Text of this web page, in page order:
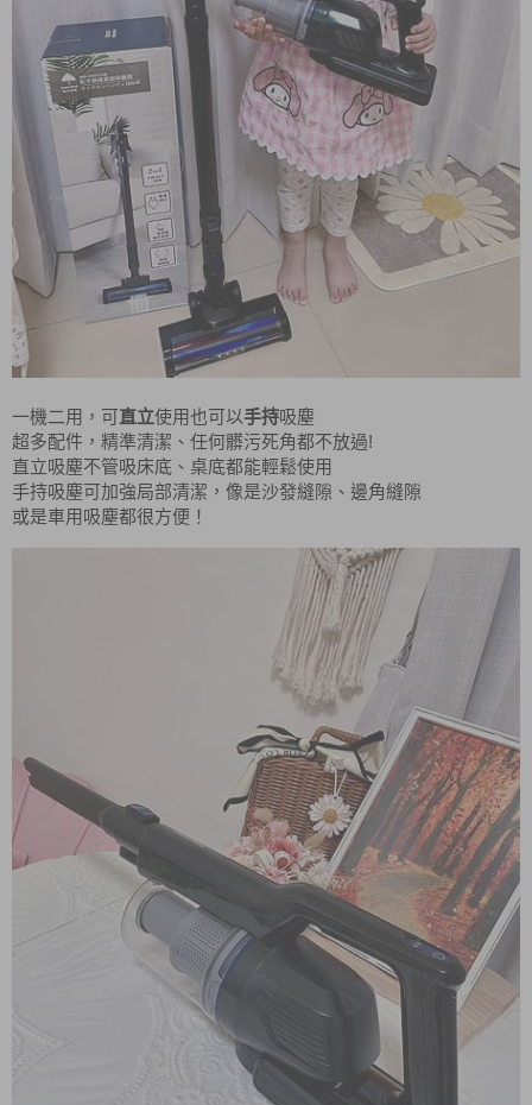
一機二用，可 直立使用也可以手持吸塵
超多配件，精準清潔、任何髒污死角都不放過!
直立吸塵不管吸床底、桌底都能輕鬆使用
手持吸塵可加強局部清潔，像是沙發縫隙、邊角縫隙
或是車用吸塵都很方便！